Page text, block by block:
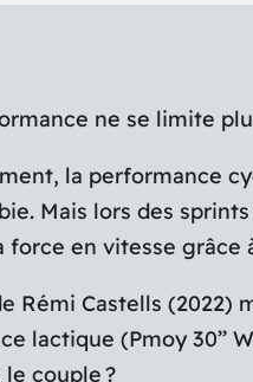
ne se limite
la performance
Mais lors des
force en vitesse grâce
Rémi Castells (2022)
lactique (Pmoy
le couple ?